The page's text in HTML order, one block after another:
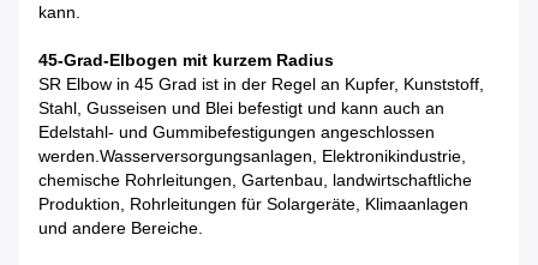
kann.
45-Grad-Elbogen mit kurzem Radius
SR Elbow in 45 Grad ist in der Regel an Kupfer, Kunststoff,
Stahl, Gusseisen und Blei befestigt und kann auch an
Edelstahl- und Gummibefestigungen angeschlossen
werden.Wasserversorgungsanlagen, Elektronikindustrie,
chemische Rohrleitungen, Gartenbau, landwirtschaftliche
Produktion, Rohrleitungen für Solargeräte, Klimaanlagen
und andere Bereiche.